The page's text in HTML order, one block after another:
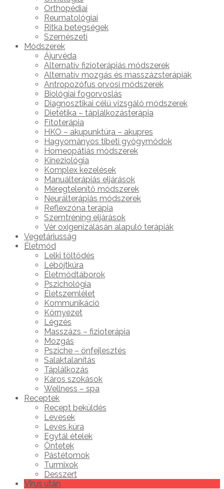
Orthopédiai
Reumatológiai
Ritka betegségek
Szemészeti
Módszerek
Ájurvéda
Alternatív fizioterápiás módszerek
Alternatív mozgás és masszázsterápiák
Antropozófus orvosi módszerek
Biológiai fogorvoslás
Diagnosztikai célú vizsgáló módszerek
Dietétika – táplálkozásterápia
Fitoterápia
HKO – akupunktúra – akupres
Hagyományos tibeti gyógymódok
Homeopátiás módszerek
Kineziológia
Komplex kezelések
Manuálterápiás eljárások
Méregtelenítő módszerek
Neurálterápiás módszerek
Reflexzóna terápia
Szemtréning eljárások
Vér oxigenizálásán alapuló terápiák
Vegetáriusság
Életmód
Lelki töltődés
Léböjtkúra
Életmódtáborok
Pszichológia
Életszemlélet
Kommunikáció
Környezet
Légzés
Masszázs – fizioterápia
Mozgás
Psziche – önfejlesztés
Salaktalanítás
Táplálkozás
Káros szokások
Wellness – spa
Receptek
Recept beküldés
Levesek
Leves kúra
Egytál ételek
Öntetek
Pástétomok
Turmixok
Desszert
Vírus után